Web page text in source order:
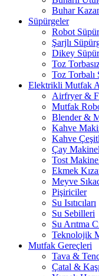
Buhar
Süpürgeler
Robot
Şarjlı
Dikey
Toz
Toz Torbalı
Elektrikli Mutfak
Airfryer &
Mutfak
Blender &
Kahve
Kahve
Çay
Tost
Ekmek
Meyve
Pişiriciler
Su Isıtıcıları
Su Sebilleri
Su Arıtma
Teknolojik
Mutfak Gereçleri
Tava &
Çatal &